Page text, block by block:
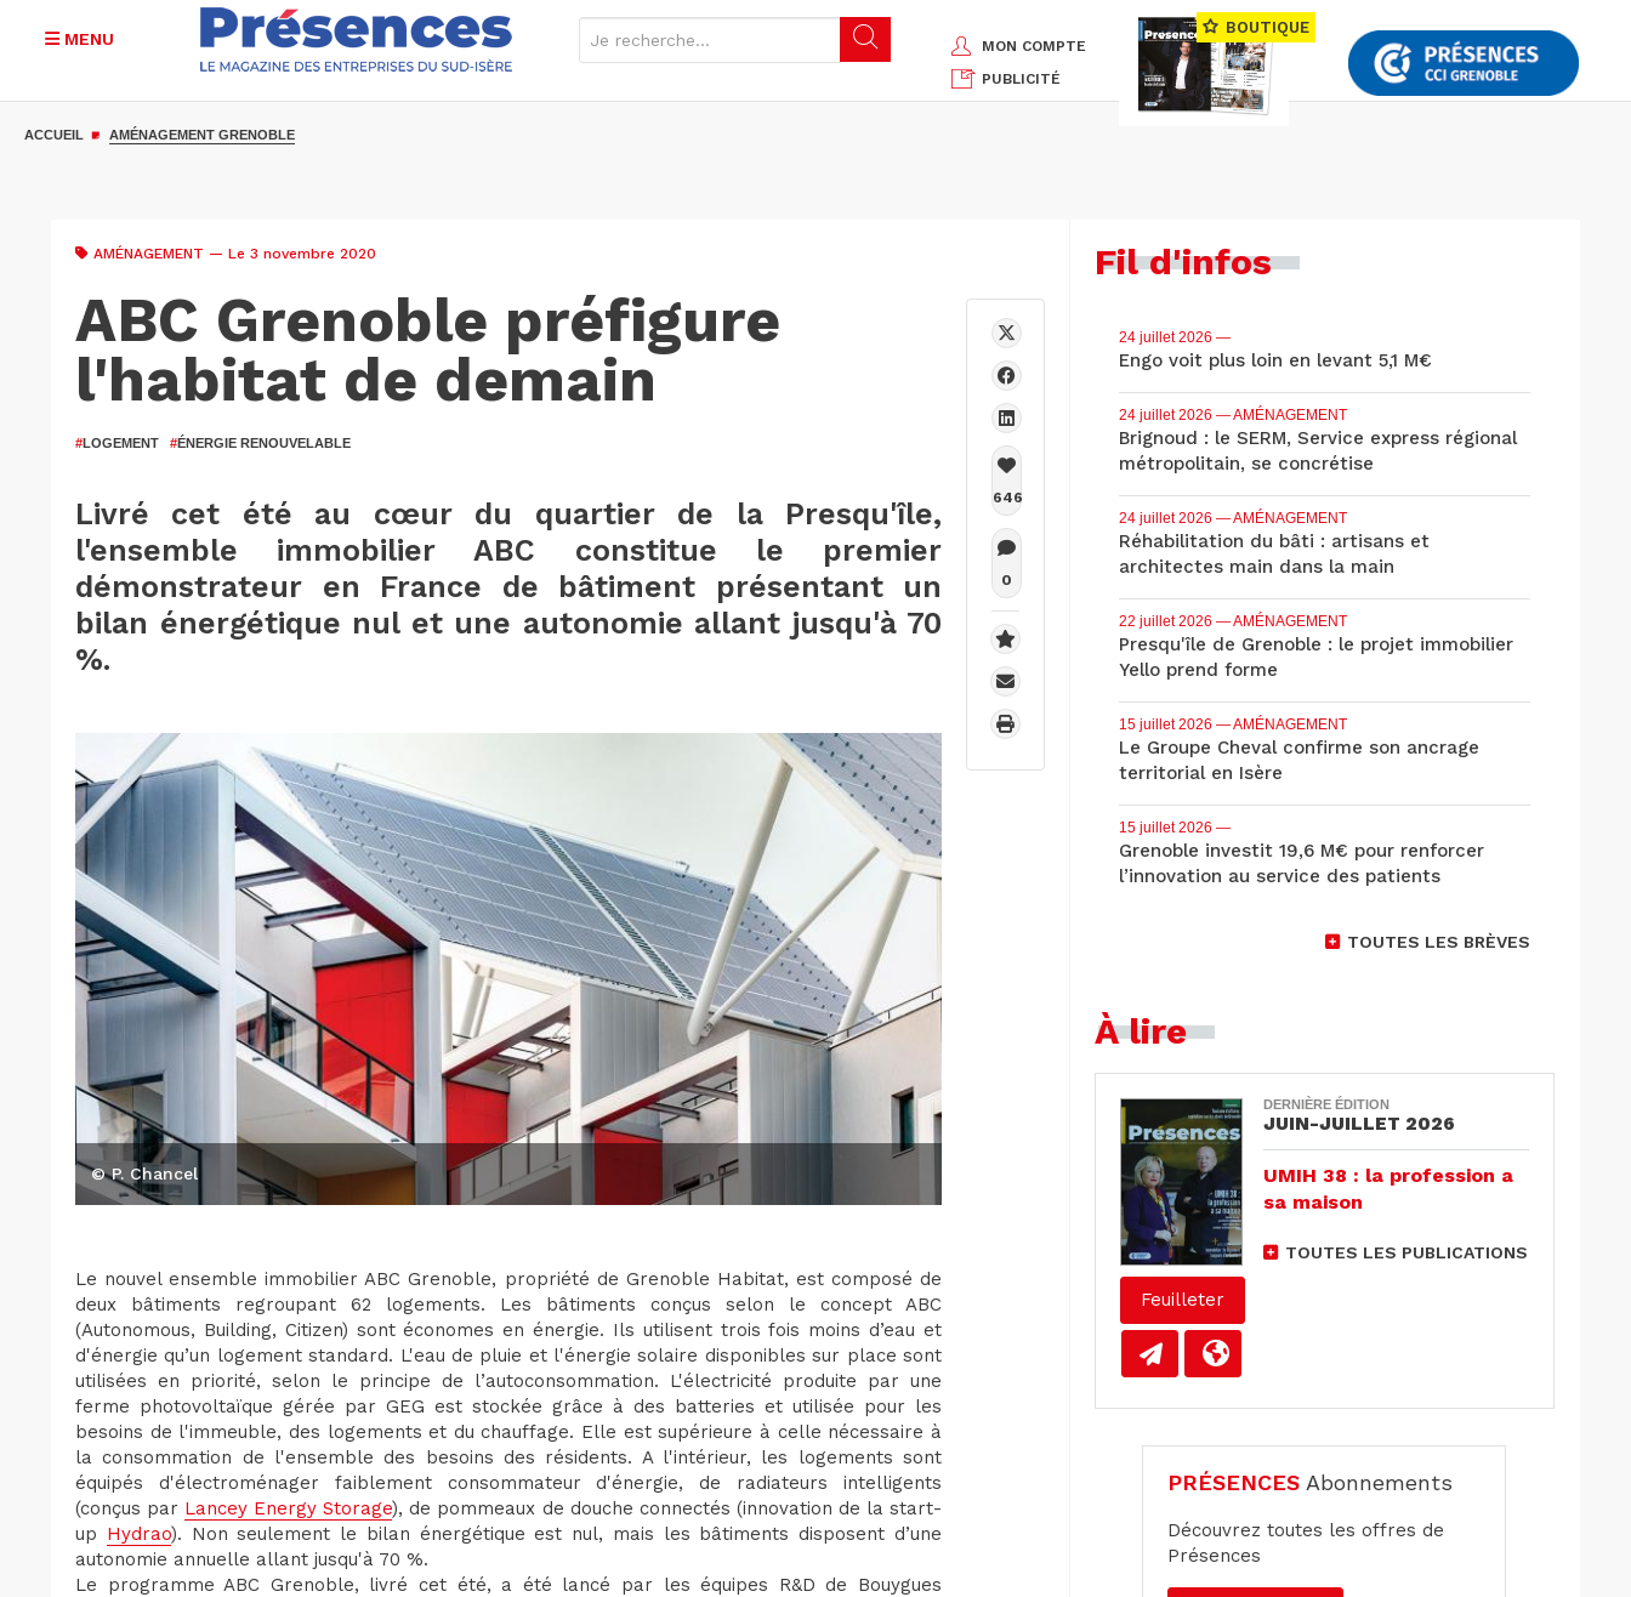
MENU
MON COMPTE
PUBLICITÉ
BOUTIQUE
ACCUEIL AMÉNAGEMENT GRENOBLE
AMÉNAGEMENT — Le 3 novembre 2020
ABC Grenoble préfigure
l'habitat de demain
#LOGEMENT #ÉNERGIE RENOUVELABLE
Livré cet été au cœur du quartier de la Presqu'île,
l'ensemble immobilier ABC constitue le premier
démonstrateur en France de bâtiment présentant un
bilan énergétique nul et une autonomie allant jusqu'à 70
%.
© P. Chancel
Le nouvel ensemble immobilier ABC Grenoble, propriété de Grenoble Habitat, est composé de
deux bâtiments regroupant 62 logements. Les bâtiments conçus selon le concept ABC
(Autonomous, Building, Citizen) sont économes en énergie. Ils utilisent trois fois moins d’eau et
d'énergie qu’un logement standard. L'eau de pluie et l'énergie solaire disponibles sur place sont
utilisées en priorité, selon le principe de l’autoconsommation. L'électricité produite par une
ferme photovoltaïque gérée par GEG est stockée grâce à des batteries et utilisée pour les
besoins de l'immeuble, des logements et du chauffage. Elle est supérieure à celle nécessaire à
la consommation de l'ensemble des besoins des résidents. A l'intérieur, les logements sont
équipés d'électroménager faiblement consommateur d'énergie, de radiateurs intelligents
(conçus par Lancey Energy Storage), de pommeaux de douche connectés (innovation de la start-
up Hydrao). Non seulement le bilan énergétique est nul, mais les bâtiments disposent d’une
autonomie annuelle allant jusqu'à 70 %.
Le programme ABC Grenoble, livré cet été, a été lancé par les équipes R&D de Bouygues
646
0
Fil d'infos
24 juillet 2026 —
Engo voit plus loin en levant 5,1 M€
24 juillet 2026 — AMÉNAGEMENT
Brignoud : le SERM, Service express régional
métropolitain, se concrétise
24 juillet 2026 — AMÉNAGEMENT
Réhabilitation du bâti : artisans et
architectes main dans la main
22 juillet 2026 — AMÉNAGEMENT
Presqu'île de Grenoble : le projet immobilier
Yello prend forme
15 juillet 2026 — AMÉNAGEMENT
Le Groupe Cheval confirme son ancrage
territorial en Isère
15 juillet 2026 —
Grenoble investit 19,6 M€ pour renforcer
l’innovation au service des patients
TOUTES LES BRÈVES
À lire
Feuilleter
DERNIÈRE ÉDITION
JUIN-JUILLET 2026
UMIH 38 : la profession a
sa maison
TOUTES LES PUBLICATIONS
PRÉSENCES Abonnements
Découvrez toutes les offres de
Présences